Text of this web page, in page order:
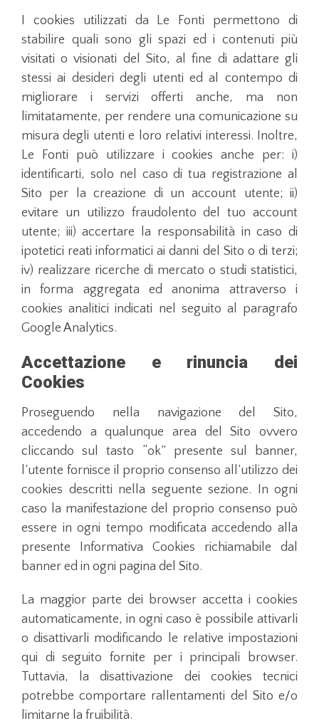
I cookies utilizzati da Le Fonti permettono di
stabilire quali sono gli spazi ed i contenuti più
visitati o visionati del Sito, al fine di adattare gli
stessi ai desideri degli utenti ed al contempo di
migliorare i servizi offerti anche, ma non
limitatamente, per rendere una comunicazione su
misura degli utenti e loro relativi interessi. Inoltre,
Le Fonti può utilizzare i cookies anche per: i)
identificarti, solo nel caso di tua registrazione al
Sito per la creazione di un account utente; ii)
evitare un utilizzo fraudolento del tuo account
utente; iii) accertare la responsabilità in caso di
ipotetici reati informatici ai danni del Sito o di terzi;
iv) realizzare ricerche di mercato o studi statistici,
in forma aggregata ed anonima attraverso i
cookies analitici indicati nel seguito al paragrafo
Google Analytics.
Accettazione e rinuncia dei
Cookies
Proseguendo nella navigazione del Sito,
accedendo a qualunque area del Sito ovvero
cliccando sul tasto “ok” presente sul banner,
l’utente fornisce il proprio consenso all’utilizzo dei
cookies descritti nella seguente sezione. In ogni
caso la manifestazione del proprio consenso può
essere in ogni tempo modificata accedendo alla
presente Informativa Cookies richiamabile dal
banner ed in ogni pagina del Sito.
La maggior parte dei browser accetta i cookies
automaticamente, in ogni caso è possibile attivarli
o disattivarli modificando le relative impostazioni
qui di seguito fornite per i principali browser.
Tuttavia, la disattivazione dei cookies tecnici
potrebbe comportare rallentamenti del Sito e/o
limitarne la fruibilità.